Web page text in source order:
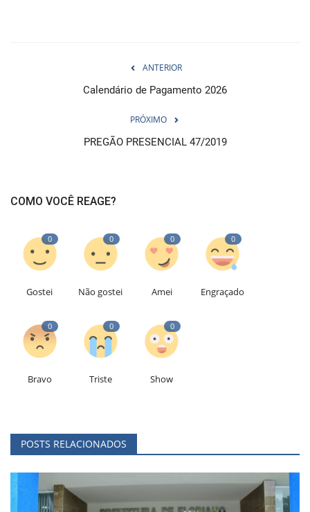
ANTERIOR
Calendário de Pagamento 2026
PRÓXIMO
PREGÃO PRESENCIAL 47/2019
COMO VOCÊ REAGE?
0
Gostei
0
Não gostei
0
Amei
0
Engraçado
0
Bravo
0
Triste
0
Show
POSTS RELACIONADOS